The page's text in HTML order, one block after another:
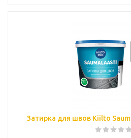
Затирка для швов Kiilto